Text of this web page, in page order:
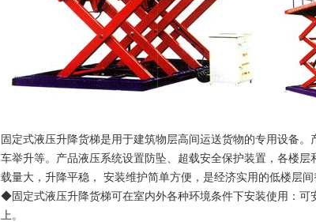
固定式液压升降货梯是用于建筑物层高间运送货物的专用设备
车举升等。产品液压系统设置防坠、超载安全保护装置，各楼
载量大，升降平稳， 安装维护简单方便，是经济实用的低楼层间
◆固定式液压升降货梯可在室内外各种环境条件下安装使用：
上。